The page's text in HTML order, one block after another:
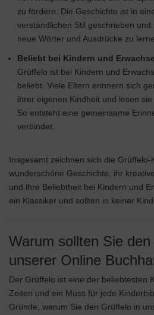
zu fördern. Die Geschichte ist in
verständlichen Stil geschrieben und
neue Wörter und Ausdrücke zu
Beliebt bei Kindern und
Grüffelo ist bei Kindern und
beliebt. Viele Eltern erinnern sich
ihrer eigenen Kindheit und lesen
So entsteht eine gemeinsame
verbindet.
Insgesamt zeichnen sich die
wunderschöne Geschichte, ihr
und ihre Beliebtheit bei Kindern und
ein Klassiker und sollten in keiner
Warum sollten Sie
unserer Online
Der Grüffelo ist eine der beliebtesten
Zeiten und ein Muss für jede
Gründe, warum Sie den Grüffelo in